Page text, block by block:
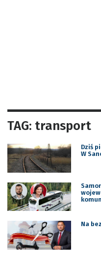
TAG: transport
Dziś
W
Na